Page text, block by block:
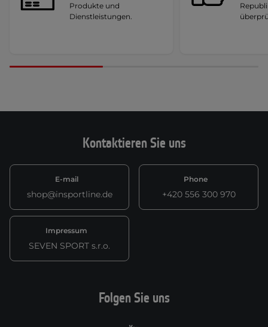
Produkte und
Dienstleistungen.
Kontaktieren Sie uns
E-mail
shop@insportline.de
Phone
+420 556 300 970
Impressum
SEVEN SPORT s.r.o.
Folgen Sie uns